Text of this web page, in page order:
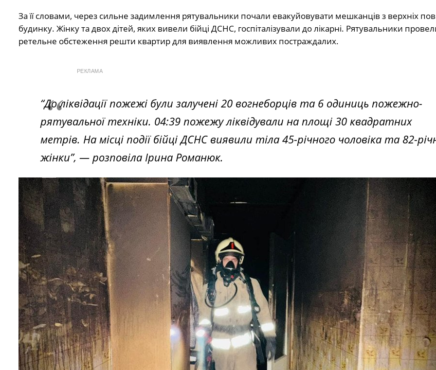
За її словами, через сильне задимлення рятувальники почали евакуйовувати мешканців з верхніх
будинку. Жінку та двох дітей, яких вивели бійці ДСНС, госпіталізували до лікарні. Рятувальники
ретельне обстеження решти квартир для виявлення можливих постраждалих.
РЕКЛАМА
“До ліквідації пожежі були залучені 20 вогнеборців та 6 одиниць пожежно-
рятувальної техніки. 04:39 пожежу ліквідували на площі 30 квадратних
метрів. На місці події бійці ДСНС виявили тіла 45-річного чоловіка та 82-
жінки”, — розповіла Ірина Романюк.